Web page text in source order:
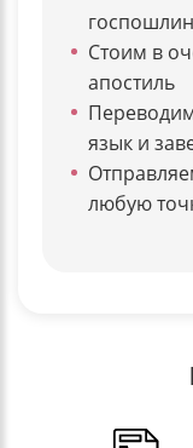
Стоим в
апостиль
язык и
любую